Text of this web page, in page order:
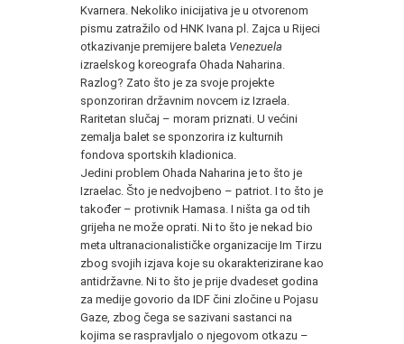
Kvarnera. Nekoliko inicijativa je u otvorenom
pismu zatražilo od HNK Ivana pl. Zajca u Rijeci
otkazivanje premijere baleta Venezuela
izraelskog koreografa Ohada Naharina.
Razlog? Zato što je za svoje projekte
sponzoriran državnim novcem iz Izraela.
Raritetan slučaj – moram priznati. U većini
zemalja balet se sponzorira iz kulturnih
fondova sportskih kladionica.
Jedini problem Ohada Naharina je to što je
Izraelac. Što je nedvojbeno – patriot. I to što je
također – protivnik Hamasa. I ništa ga od tih
grijeha ne može oprati. Ni to što je nekad bio
meta ultranacionalističke organizacije Im Tirzu
zbog svojih izjava koje su okarakterizirane kao
antidržavne. Ni to što je prije dvadeset godina
za medije govorio da IDF čini zločine u Pojasu
Gaze, zbog čega se sazivani sastanci na
kojima se raspravljalo o njegovom otkazu –